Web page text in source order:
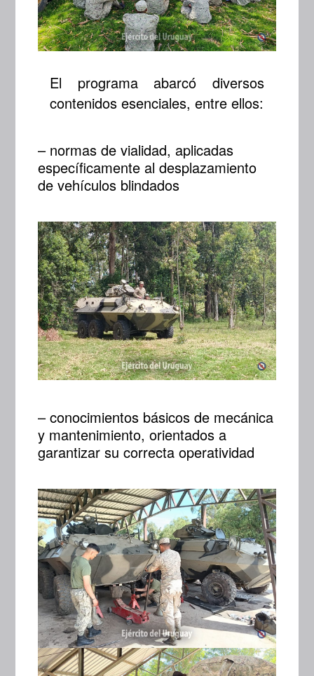
El programa abarcó diversos
contenidos esenciales, entre ellos:
– normas de vialidad, aplicadas
específicamente al desplazamiento
de vehículos blindados
– conocimientos básicos de mecánica
y mantenimiento, orientados a
garantizar su correcta operatividad